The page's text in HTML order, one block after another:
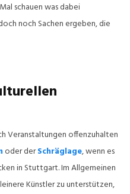
schauen was dabei
noch Sachen ergeben, die
Veranstaltungen offenzuhalten
oder derSchräglage, wenn es
in Stuttgart. Im Allgemeinen
Künstler zu unterstützen,